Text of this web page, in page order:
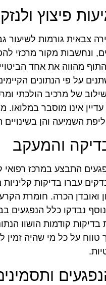
פיצוץ
צבאית גורמות לשיעור
ונחשבות מקור מרכזי
מהווה את אחד
על פי הנתונים
של מרכיב הולכתי
אינו מוסבר
השמיעה והן בשינויים
והמעקב
התבצע במרכז רפואי
עברו בדיקות קליניות
ואובדן הכרה. חומרת
נבדקו כלל הנפגעים
בדיקות קודמות הושוו
טווח על כל מי שהיה